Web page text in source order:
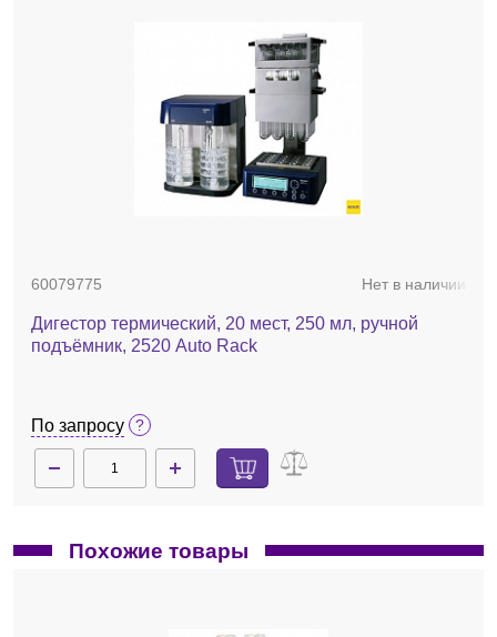
60079775 Нет в наличии
Дигестор термический, 20 мест, 250 мл, ручной
подъёмник, 2520 Auto Rack
По запросу
Похожие товары